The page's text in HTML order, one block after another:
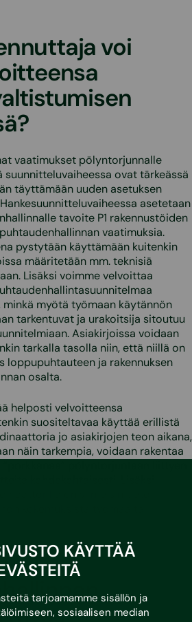
KÄYTTÄÄ
tarjoamamme sisällön ja
sosiaalisen median
voi
vaatimukset pölyntorjunnalle
suunnitteluvaiheessa ovat tärkeässä
täyttämään uuden asetuksen
asetetaan
tavoite P1 rakennustöiden
vaatimuksia.
pystytään käyttämään kuitenkin
määritetään mm. teknisiä
Lisäksi voimme velvoittaa
myötä työmaan käytännön
tarkentuvat ja urakoitsija sitoutuu
Asiakirjoissa voidaan
tarkalla tasolla niin, että niillä on
loppupuhtauteen ja rakennuksen
osalta.
helposti velvoitteensa
suositeltavaa käyttää erillistä
jo asiakirjojen teon aikana,
näin tarkempia, voidaan rakentaa
kohdekohtaisesti. Lisäksi
on viimeisin tieto
kokemuksista työmaalta.
myös